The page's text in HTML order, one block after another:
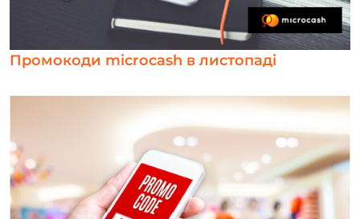
Промокоди microcash в листопаді